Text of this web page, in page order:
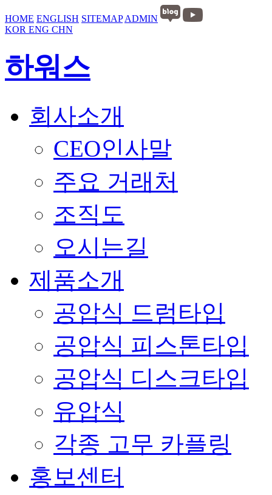
HOME ENGLISH SITEMAP ADMIN
KOR ENG CHN
하워스
회사소개
CEO인사말
주요 거래처
조직도
오시는길
제품소개
공압식 드럼타입
공압식 피스톤타입
공압식 디스크타입
유압식
각종 고무 카플링
홍보센터